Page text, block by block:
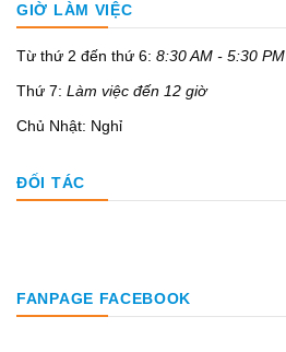
GIỜ LÀM VIỆC
Từ thứ 2 đến thứ 6: 8:30 AM - 5:30 PM
Thứ 7: Làm việc đến 12 giờ
Chủ Nhật: Nghỉ
ĐỐI TÁC
FANPAGE FACEBOOK